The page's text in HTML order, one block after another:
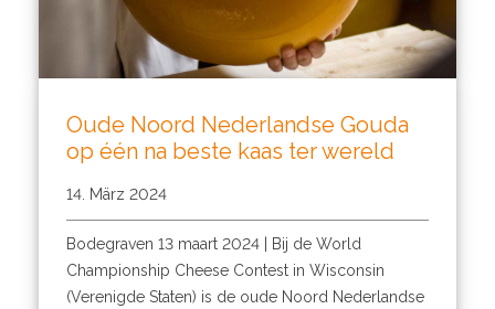
Oude Noord Nederlandse Gouda
op één na beste kaas ter wereld
14. März 2024
Bodegraven 13 maart 2024 | Bij de World
Championship Cheese Contest in Wisconsin
(Verenigde Staten) is de oude Noord Nederlandse